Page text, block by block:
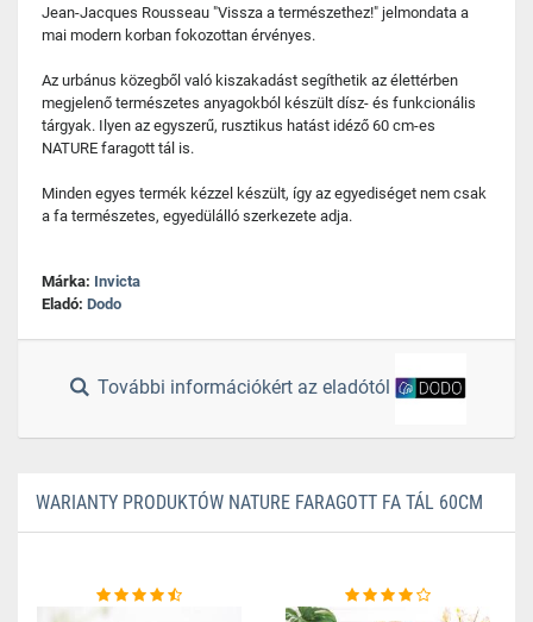
Jean-Jacques Rousseau "Vissza a természethez!" jelmondata a
mai modern korban fokozottan érvényes.
Az urbánus közegből való kiszakadást segíthetik az élettérben
megjelenő természetes anyagokból készült dísz- és funkcionális
tárgyak. Ilyen az egyszerű, rusztikus hatást idéző 60 cm-es
NATURE faragott tál is.
Minden egyes termék kézzel készült, így az egyediséget nem csak
a fa természetes, egyedülálló szerkezete adja.
Márka: Invicta
Eladó: Dodo
További információkért az eladótól
WARIANTY PRODUKTÓW NATURE FARAGOTT FA TÁL 60CM